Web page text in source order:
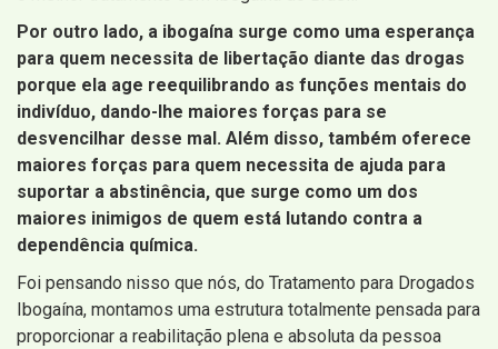
Por outro lado, a ibogaína surge como uma esperança
para quem necessita de libertação diante das drogas
porque ela age reequilibrando as funções mentais do
indivíduo, dando-lhe maiores forças para se
desvencilhar desse mal. Além disso, também oferece
maiores forças para quem necessita de ajuda para
suportar a abstinência, que surge como um dos
maiores inimigos de quem está lutando contra a
dependência química.
Foi pensando nisso que nós, do Tratamento para Drogados
Ibogaína, montamos uma estrutura totalmente pensada para
proporcionar a reabilitação plena e absoluta da pessoa